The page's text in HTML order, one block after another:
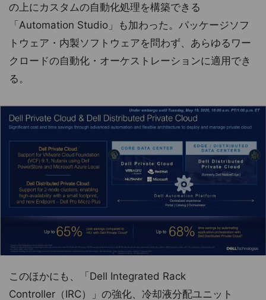
の上にカスタムの自動化処理を構築できる
「Automation Studio」も加わった。パッケージソフ
トウェア・内製ソフトウェアを問わず、あらゆるワー
クロードの自動化・オーケストレーションに適用でき
る。
このほかにも、「Dell Integrated Rack
Controller（IRC）」の強化、冷却液分配ユニット